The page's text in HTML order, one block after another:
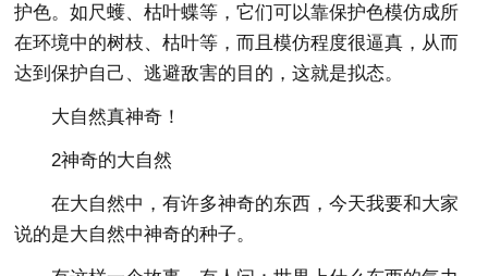
护色。如尺蠖、枯叶蝶等，它们可以靠保护色模仿成所
在环境中的树枝、枯叶等，而且模仿程度很逼真，从而
达到保护自己、逃避敌害的目的，这就是拟态。
大自然真神奇！
2神奇的大自然
在大自然中，有许多神奇的东西，今天我要和大家
说的是大自然中神奇的种子。